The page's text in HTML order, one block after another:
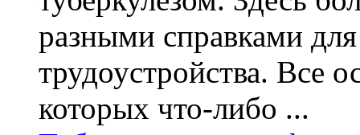
разными справками
трудоустройства. Все
которых что-либо ...